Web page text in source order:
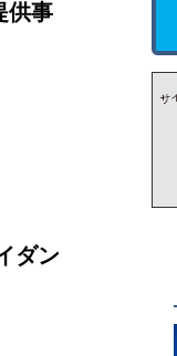
供事
ダン